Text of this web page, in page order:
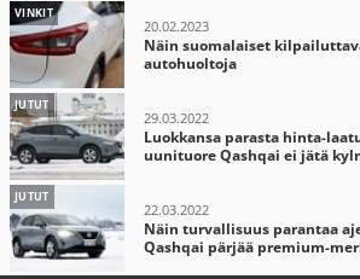
VINKIT
20.02.2023
Näin suomalaiset
autohuoltoja
JUTUT
29.03.2022
Luokkansa parasta hinta-
uunituore Qashqai ei jätä
JUTUT
22.03.2022
Näin turvallisuus parantaa
Qashqai pärjää premium-